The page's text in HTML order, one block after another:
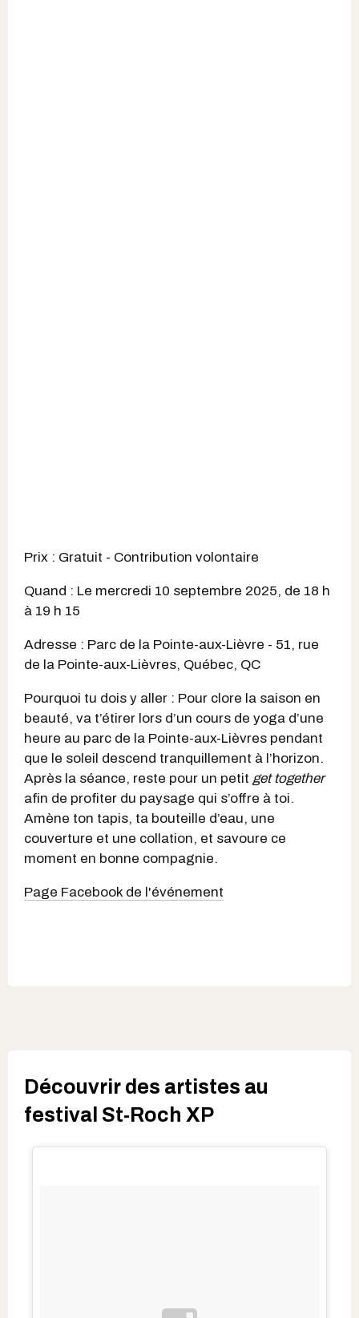
Prix : Gratuit - Contribution volontaire
Quand : Le mercredi 10 septembre 2025, de 18 h
à 19 h 15
Adresse : Parc de la Pointe-aux-Lièvre - 51, rue
de la Pointe-aux-Lièvres, Québec, QC
Pourquoi tu dois y aller : Pour clore la saison en
beauté, va t’étirer lors d’un cours de yoga d’une
heure au parc de la Pointe-aux-Lièvres pendant
que le soleil descend tranquillement à l’horizon.
Après la séance, reste pour un petit get together
afin de profiter du paysage qui s’offre à toi.
Amène ton tapis, ta bouteille d’eau, une
couverture et une collation, et savoure ce
moment en bonne compagnie.
Page Facebook de l'événement
Découvrir des artistes au
festival St-Roch XP